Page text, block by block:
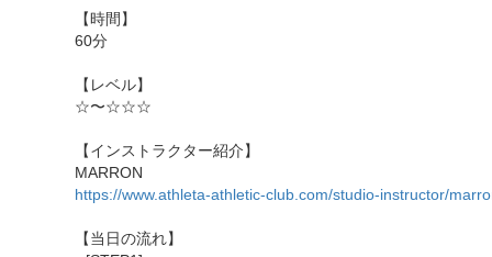
【時間】
60分
【レベル】
☆〜☆☆☆
【インストラクター紹介】
MARRON
https://www.athleta-athletic-club.com/studio-instructor/
【当日の流れ】